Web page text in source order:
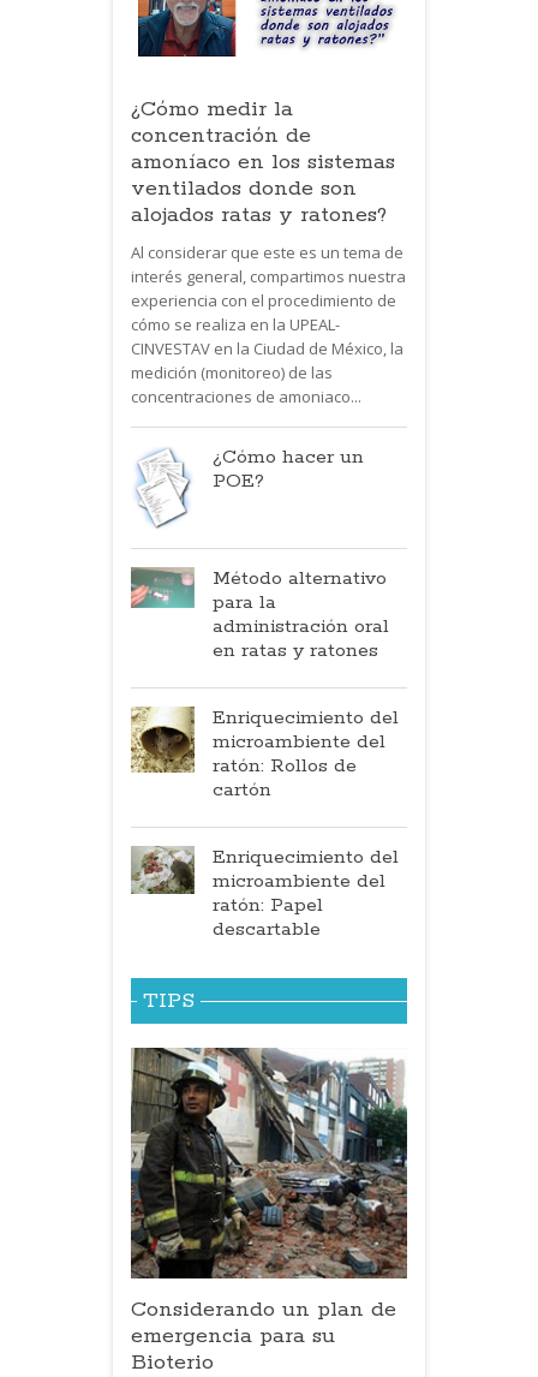
¿Cómo medir la
concentración de
amoníaco en los sistemas
ventilados donde son
alojados ratas y ratones?
Al considerar que este es un tema de
interés general, compartimos nuestra
experiencia con el procedimiento de
cómo se realiza en la UPEAL-
CINVESTAV en la Ciudad de México, la
medición (monitoreo) de las
concentraciones de amoniaco...
¿Cómo hacer un
POE?
Método alternativo
para la
administración oral
en ratas y ratones
Enriquecimiento del
microambiente del
ratón: Rollos de
cartón
Enriquecimiento del
microambiente del
ratón: Papel
descartable
TIPS
Considerando un plan de
emergencia para su
Bioterio